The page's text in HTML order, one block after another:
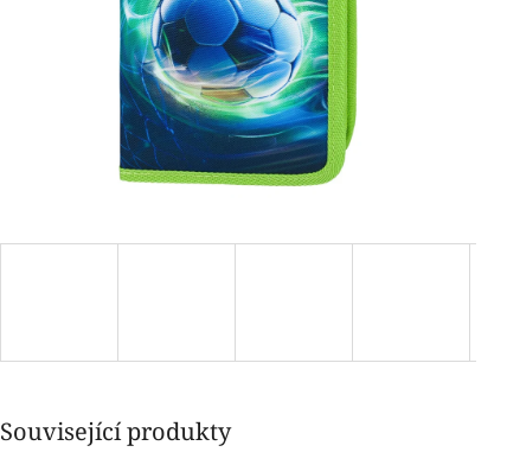
Související produkty